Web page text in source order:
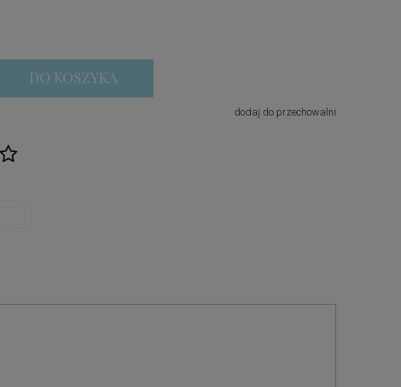
DO KOSZYKA
dodaj do przechowalni